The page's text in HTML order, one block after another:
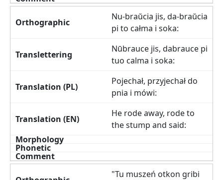
Nu-braŭcia jis, da-braŭcia
pi to całma i soka:
Nūbrauce jis, dabrauce pi
tuo calma i soka:
Pojechał, przyjechał do
pnia i mówi:
He rode away, rode to
the stump and said:
"Tu muszeń otkon gribi